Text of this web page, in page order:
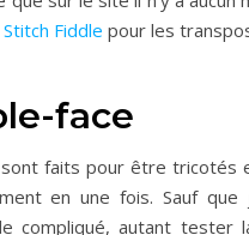
Stitch Fiddle pour les
face
faits pour être tricotés
en une fois. Sauf que
compliqué, autant tester